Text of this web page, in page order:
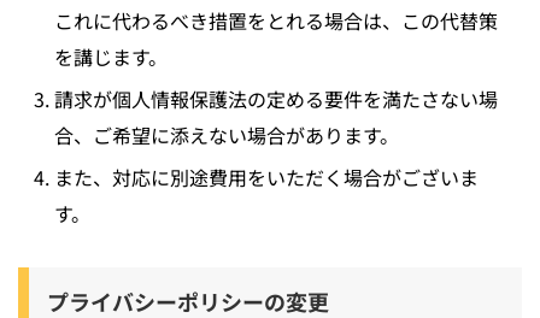
これに代わるべき措置をとれる場合は、この代替策
を講じます。
請求が個人情報保護法の定める要件を満たさない場
合、ご希望に添えない場合があります。
また、対応に別途費用をいただく場合がございま
す。
プライバシーポリシーの変更